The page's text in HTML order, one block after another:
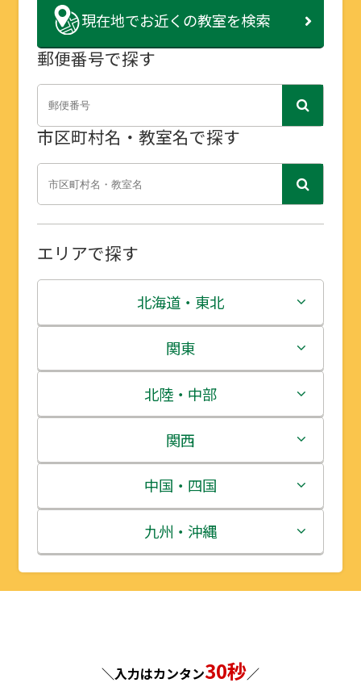
現在地でお近くの教室を検索
郵便番号で探す
市区町村名・教室名で探す
エリアで探す
北海道・東北
北海道
青森県
岩手県
宮城県
秋田県
山形県
関東
茨城県
栃木県
群馬県
埼玉県
千葉県
神奈川県
北陸・中部
新潟県
富山県
石川県
福井県
長野県
関西
三重県
滋賀県
京都府
兵庫県
中国・四国
鳥取県
島根県
広島県
九州・沖縄
福岡県
長崎県
＼入力はカンタン30秒／